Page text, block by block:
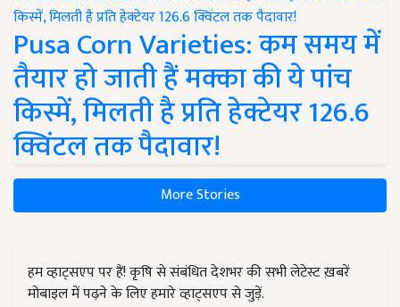
Pusa Corn Varieties: कम समय में
तैयार हो जाती हैं मक्का की ये पांच
किस्में, मिलती है प्रति हेक्टेयर 126.6
क्विंटल तक पैदावार!
More Stories
हम व्हाट्सएप पर हैं! कृषि से संबंधित देशभर की सभी लेटेस्ट ख़बरें
मोबाइल में पढ़ने के लिए हमारे व्हाट्सएप से जुड़ें.